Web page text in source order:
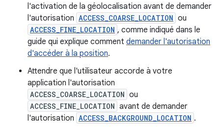
l'activation de la géolocalisation avant de demander
l'autorisation ACCESS_COARSE_LOCATION ou
ACCESS_FINE_LOCATION , comme indiqué dans le
guide qui explique comment demander l'autorisation
d'accéder à la position.
Attendre que l'utilisateur accorde à votre
application l'autorisation
ACCESS_COARSE_LOCATION ou
ACCESS_FINE_LOCATION avant de demander
l'autorisation ACCESS_BACKGROUND_LOCATION .